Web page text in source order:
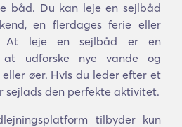
båd. Du kan leje en sejlbåd
en flerdages ferie eller
leje en sejlbåd er en
at udforske nye vande og
øer. Hvis du leder efter et
sejlads den perfekte aktivitet.
tilbyder kun